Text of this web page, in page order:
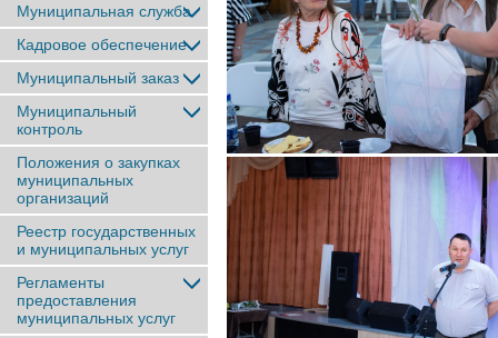
Муниципальная служба
Кадровое обеспечение
Муниципальный заказ
Муниципальный
контроль
Положения о закупках
муниципальных
организаций
Реестр государственных
и муниципальных услуг
Регламенты
предоставления
муниципальных услуг